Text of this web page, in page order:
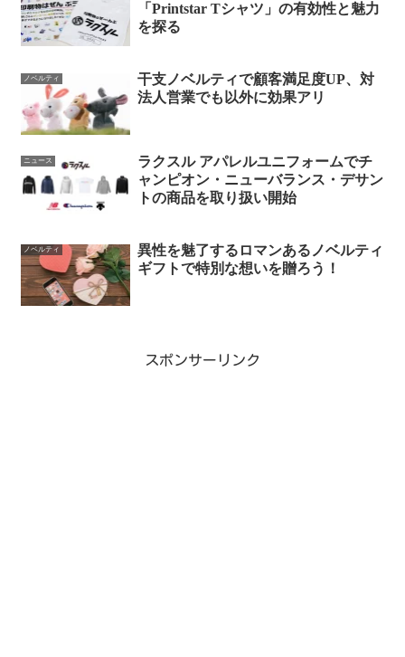
「Printstar Tシャツ」の有効性と魅力
を探る
ノベルティ
干支ノベルティで顧客満足度UP、対
法人営業でも以外に効果アリ
ニュース
ラクスル アパレルユニフォームでチ
ャンピオン・ニューバランス・デサン
トの商品を取り扱い開始
ノベルティ
異性を魅了するロマンあるノベルティ
ギフトで特別な想いを贈ろう！
スポンサーリンク